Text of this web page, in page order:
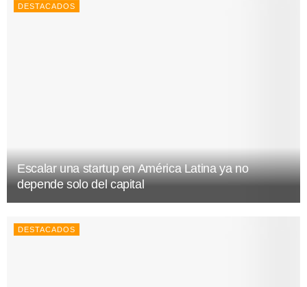
DESTACADOS
Escalar una startup en América Latina ya no
depende solo del capital
DESTACADOS